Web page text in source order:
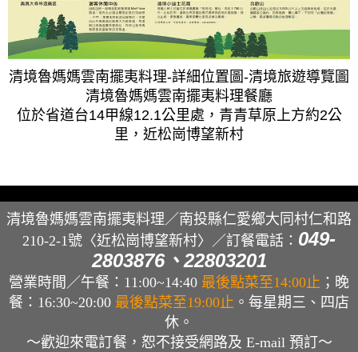
清境魯媽媽雲南擺夷料理-詳細位置圖-清境旅遊導覽圖
清境魯媽媽雲南擺夷料理餐廳
位於省道台14甲線12.1公里處，青青草原上方約2公
里，近松崗博望新村
清境魯媽媽雲南擺夷料理／南投縣仁愛鄉大同村仁和路
210-2-1號〈近松崗博望新村〉／訂餐電話： 049-
2803876、22803201
營業時間／午餐：11:00~14:40 最後點菜至14:00止 ；晚
餐：16:30~20:00 最後點菜至19:00止 。每星期三、四店
休。
～歡迎來電訂餐，恕不接受網路及 E-mail 預訂～